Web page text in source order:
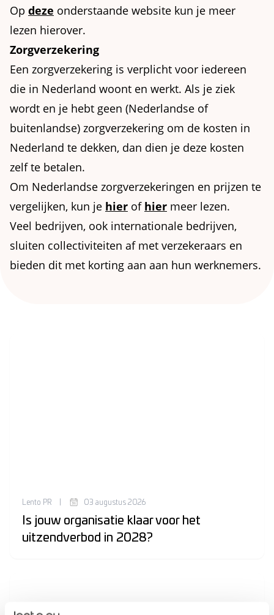
Op deze onderstaande website kun je meer
lezen hierover.
Zorgverzekering
Een zorgverzekering is verplicht voor iedereen
die in Nederland woont en werkt. Als je ziek
wordt en je hebt geen (Nederlandse of
buitenlandse) zorgverzekering om de kosten in
Nederland te dekken, dan dien je deze kosten
zelf te betalen.
Om Nederlandse zorgverzekeringen en prijzen te
vergelijken, kun je hier of hier meer lezen.
Veel bedrijven, ook internationale bedrijven,
sluiten collectiviteiten af met verzekeraars en
bieden dit met korting aan aan hun werknemers.
Lento PR 03 augustus 2026
Is jouw organisatie klaar voor het
uitzendverbod in 2028?